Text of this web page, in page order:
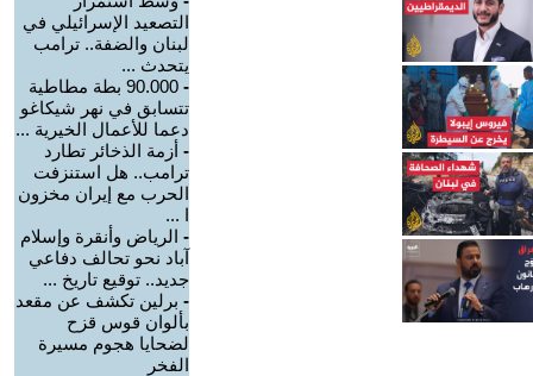
التصعيد الإسرائيلي في
لبنان والضفة.. ترامب
يتحدث ...
-
90.000 بطة مطاطية
تتسابق في نهر شيكاغو
دعما للأعمال الخيرية ...
- أزمة الذخائر تطارد
ترامب.. هل استنزفت
الحرب مع إيران مخزون
ا ...
- الرياض وأنقرة وإسلام
آباد نحو تحالف دفاعي
جديد.. توقيع تاريخ ...
- برلين تكشف عن مقعد
بألوان قوس قزح
لضحايا هجوم مسيرة
الفخر